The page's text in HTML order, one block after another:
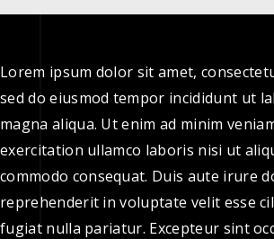
Lorem ipsum dolor sit amet,
sed do eiusmod tempor incididunt ut
magna aliqua. Ut enim ad minim
exercitation ullamco laboris nisi ut
commodo consequat. Duis aute irure
reprehenderit in voluptate velit esse
fugiat nulla pariatur. Excepteur sint